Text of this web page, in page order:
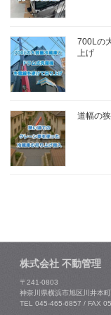
700Lの
上げ
道幅の
株式会社 不動管理
〒241-0803
神奈川県横浜市旭区川井本
TEL 045-465-6857 / FAX